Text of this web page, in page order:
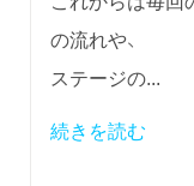
の流れや、
ステージの...
続きを読む